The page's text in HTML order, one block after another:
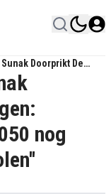
Doorprikt De
Komt Ook Na 2050
En Kolen''
nog